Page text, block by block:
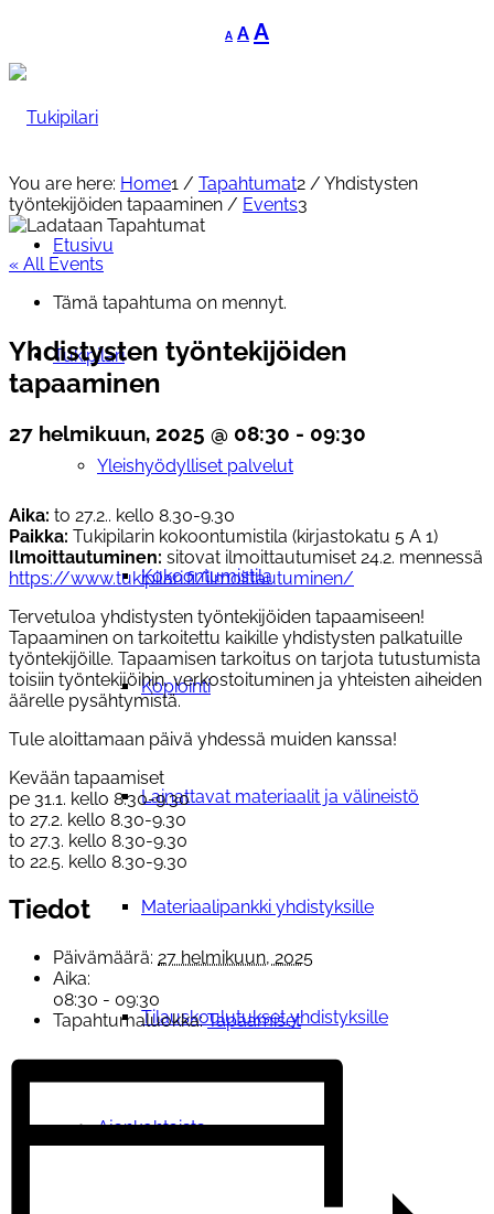
A
Decrease
font
A Reset
font
AIncrease
Etusivu
Tukipilari
Yleishyödylliset palvelut
Kokoontumistila
Kopiointi
Lainattavat materiaalit ja välineistö
Materiaalipankki yhdistyksille
Tilauskoulutukset yhdistyksille
Ajankohtaista
You are here: Home1 / Tapahtumat2 / Yhdistysten
työntekijöiden tapaaminen / Events3
« All Events
Tämä tapahtuma on mennyt.
Yhdistysten työntekijöiden
tapaaminen
27 helmikuun, 2025 @ 08:30 - 09:30
Aika: to 27.2.. kello 8.30-9.30
Paikka: Tukipilarin kokoontumistila (kirjastokatu 5 A 1)
Ilmoittautuminen: sitovat ilmoittautumiset 24.2. mennessä
https://www.tukipilari.fi/ilmoittautuminen/
Tervetuloa yhdistysten työntekijöiden tapaamiseen!
Tapaaminen on tarkoitettu kaikille yhdistysten palkatuille
työntekijöille. Tapaamisen tarkoitus on tarjota tutustumista
toisiin työntekijöihin, verkostoituminen ja yhteisten aiheiden
äärelle pysähtymistä.
Tule aloittamaan päivä yhdessä muiden kanssa!
Kevään tapaamiset
pe 31.1. kello 8.30-9.30
to 27.2. kello 8.30-9.30
to 27.3. kello 8.30-9.30
to 22.5. kello 8.30-9.30
Tiedot
Päivämäärä: 27 helmikuun, 2025
Aika:
08:30 - 09:30
Tapahtumaluokka: Tapaamiset